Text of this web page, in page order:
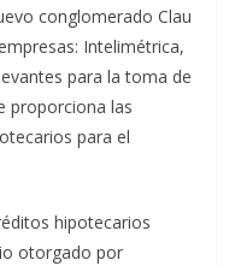
conglomerado Clau
Intelimétrica,
para la toma de
proporciona las
para el
hipotecarios
otorgado por